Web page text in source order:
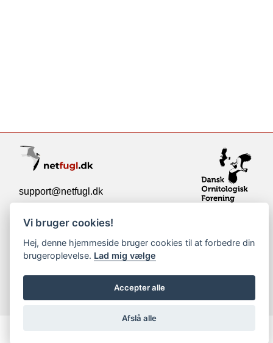
support@netfugl.dk
copyright © 2002-2023
Vi bruger cookies!
Hej, denne hjemmeside bruger cookies til at forbedre din
brugeroplevelse. Lad mig vælge
Accepter alle
Afslå alle